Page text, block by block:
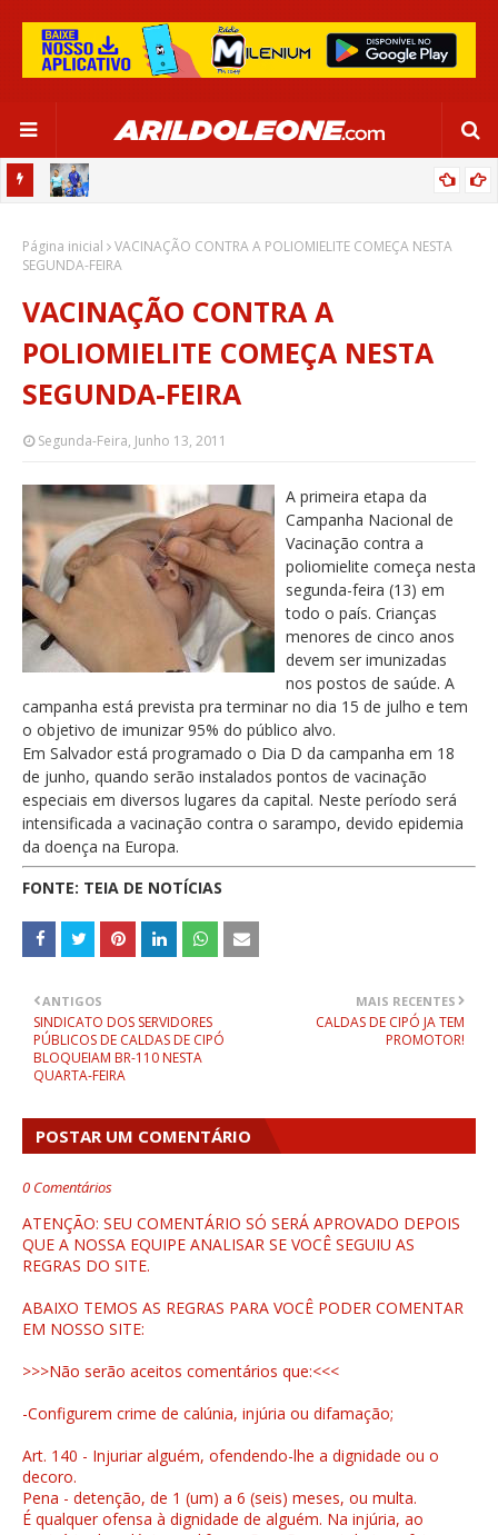
SALVADOR
Página inicial
VACINAÇÃO CONTRA A POLIOMIELITE COMEÇA NESTA
SEGUNDA-FEIRA
VACINAÇÃO CONTRA A
POLIOMIELITE COMEÇA NESTA
SEGUNDA-FEIRA
Segunda-Feira, Junho 13, 2011
A primeira etapa da
Campanha Nacional de
Vacinação contra a
poliomielite começa nesta
segunda-feira (13) em
todo o país. Crianças
menores de cinco anos
devem ser imunizadas
nos postos de saúde. A
campanha está prevista pra terminar no dia 15 de julho e tem
o objetivo de imunizar 95% do público alvo.
Em Salvador está programado o Dia D da campanha em 18
de junho, quando serão instalados pontos de vacinação
especiais em diversos lugares da capital. Neste período será
intensificada a vacinação contra o sarampo, devido epidemia
da doença na Europa.
FONTE: TEIA DE NOTÍCIAS
MAIS RECENTES
CALDAS DE CIPÓ JA TEM
PROMOTOR!
ANTIGOS
SINDICATO DOS SERVIDORES
PÚBLICOS DE CALDAS DE CIPÓ
BLOQUEIAM BR-110 NESTA
QUARTA-FEIRA
POSTAR UM COMENTÁRIO
0 Comentários
ATENÇÃO: SEU COMENTÁRIO SÓ SERÁ APROVADO DEPOIS
QUE A NOSSA EQUIPE ANALISAR SE VOCÊ SEGUIU AS
REGRAS DO SITE.
ABAIXO TEMOS AS REGRAS PARA VOCÊ PODER COMENTAR
EM NOSSO SITE:
>>>Não serão aceitos comentários que:<<<
-Configurem crime de calúnia, injúria ou difamação;
Art. 140 - Injuriar alguém, ofendendo-lhe a dignidade ou o
decoro.
Pena - detenção, de 1 (um) a 6 (seis) meses, ou multa.
É qualquer ofensa à dignidade de alguém. Na injúria, ao